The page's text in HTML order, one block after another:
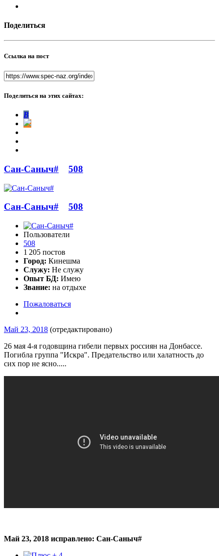
Поделиться
Ссылка на пост
Поделиться на этих сайтах:
В
Сан-Саныч# 508
Сан-Саныч# 508
Пользователи
508
1 205 постов
Город: Кинешма
Служу: Не служу
Опыт БД: Имею
Звание: на отдыхе
Пожаловаться
Май 23, 2018 (отредактировано)
26 мая 4-я годовщина гибели первых россиян на Донбассе.
Погибла группа "Искра". Предательство или халатность до
сих пор не ясно.....
Май 23, 2018 исправлено: Сан-Саныч#